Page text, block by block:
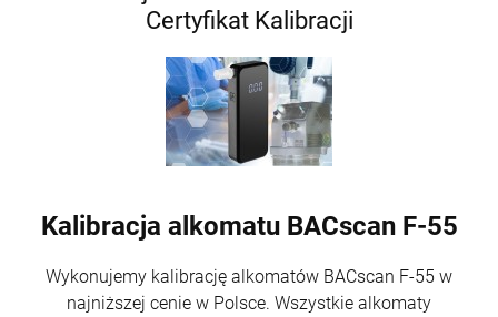
Certyfikat Kalibracji
Kalibracja alkomatu BACscan F-55
Wykonujemy kalibrację alkomatów BACscan F-55 w
najniższej cenie w Polsce. Wszystkie alkomaty